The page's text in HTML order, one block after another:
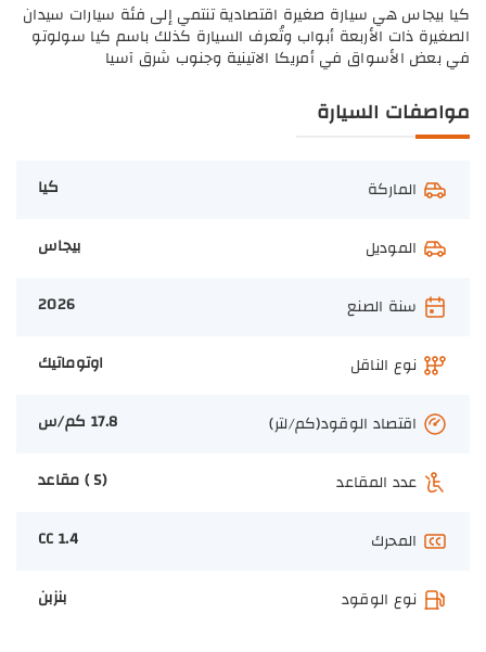
كيا بيجاس هي سيارة صغيرة اقتصادية تنتمي إلى فئة سيارات سيدان
الصغيرة ذات الأربعة أبواب وتُعرف السيارة كذلك باسم كيا سولوتو
في بعض الأسواق في أمريكا الاتينية وجنوب شرق آسيا
مواصفات السيارة
الماركة كيا
الموديل بيجاس
سنة الصنع 2026
نوع الناقل اوتوماتيك
اقتصاد الوقود(كم/لتر) 17.8 كم/س
عدد المقاعد (5 ) مقاعد
المحرك 1.4 CC
نوع الوقود بنزبن